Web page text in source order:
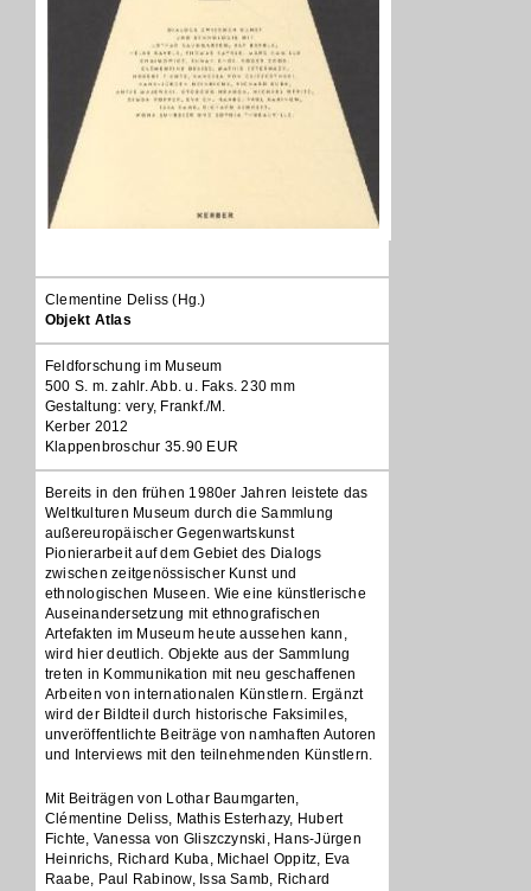
Clementine Deliss (Hg.)
Objekt Atlas
Feldforschung im Museum
500 S. m. zahlr. Abb. u. Faks. 230 mm
Gestaltung: very, Frankf./M.
Kerber 2012
Klappenbroschur 35.90 EUR
Bereits in den frühen 1980er Jahren leistete das
Weltkulturen Museum durch die Sammlung
außereuropäischer Gegenwartskunst
Pionierarbeit auf dem Gebiet des Dialogs
zwischen zeitgenössischer Kunst und
ethnologischen Museen. Wie eine künstlerische
Auseinandersetzung mit ethnografischen
Artefakten im Museum heute aussehen kann,
wird hier deutlich. Objekte aus der Sammlung
treten in Kommunikation mit neu geschaffenen
Arbeiten von internationalen Künstlern. Ergänzt
wird der Bildteil durch historische Faksimiles,
unveröffentlichte Beiträge von namhaften Autoren
und Interviews mit den teilnehmenden Künstlern.
Mit Beiträgen von Lothar Baumgarten,
Clémentine Deliss, Mathis Esterhazy, Hubert
Fichte, Vanessa von Gliszczynski, Hans-Jürgen
Heinrichs, Richard Kuba, Michael Oppitz, Eva
Raabe, Paul Rabinow, Issa Samb, Richard